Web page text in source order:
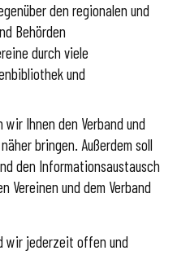
den regionalen und
Behörden
durch viele
und
Ihnen den Verband und
bringen. Außerdem soll
den Informationsaustausch
Vereinen und dem Verband
wir jederzeit offen und